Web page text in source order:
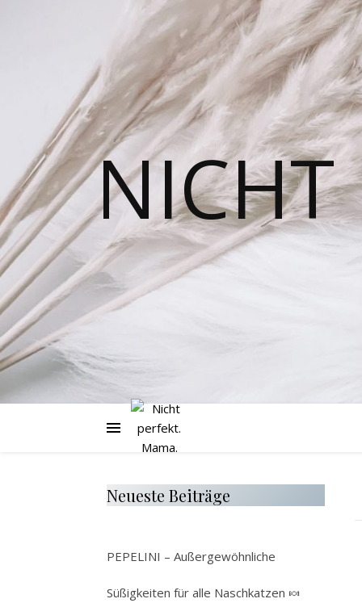
NICHT
Neueste Beiträge
PEPELINI – Außergewöhnliche
Süßigkeiten für alle Naschkatzen 🍬